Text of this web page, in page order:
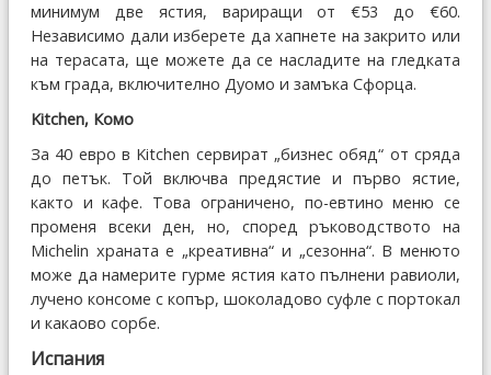
минимум две ястия, вариращи от €53 до €60.
Независимо дали изберете да хапнете на закрито или
на терасата, ще можете да се насладите на гледката
към града, включително Дуомо и замъка Сфорца.
Kitchen, Комо
За 40 евро в Kitchen сервират „бизнес обяд“ от сряда
до петък. Той включва предястие и първо ястие,
както и кафе. Това ограничено, по-евтино меню се
променя всеки ден, но, според ръководството на
Michelin храната е „креативна“ и „сезонна“. В менюто
може да намерите гурме ястия като пълнени равиоли,
лучено консоме с копър, шоколадово суфле с портокал
и какаово сорбе.
Испания